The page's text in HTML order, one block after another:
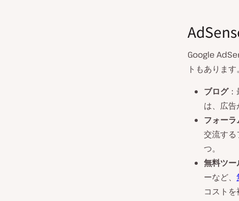
Google
トもあります。
ブログ：
は、広告
フォーラ
交流する
つ。
無料ツー
ーなど、
コストを